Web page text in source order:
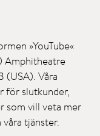
»YouTube«
Amphitheatre
(USA). Våra
för slutkunder,
som vill veta mer
tjänster.